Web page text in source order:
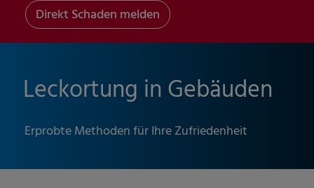
Leckortung in Gebäuden
Erprobte Methoden für Ihre Zufriedenheit
Direkt Schaden melden